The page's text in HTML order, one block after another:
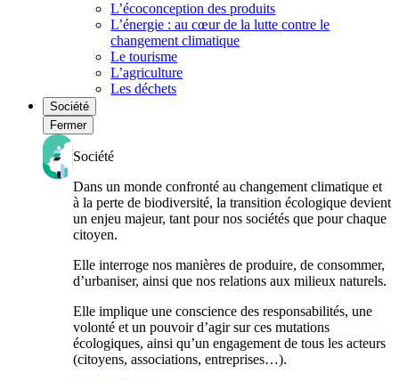
L’écoconception des produits
L’énergie : au cœur de la lutte contre le
changement climatique
Le tourisme
L’agriculture
Les déchets
Société
Fermer
Société
Dans un monde confronté au changement climatique et
à la perte de biodiversité, la transition écologique devient
un enjeu majeur, tant pour nos sociétés que pour chaque
citoyen.
Elle interroge nos manières de produire, de consommer,
d’urbaniser, ainsi que nos relations aux milieux naturels.
Elle implique une conscience des responsabilités, une
volonté et un pouvoir d’agir sur ces mutations
écologiques, ainsi qu’un engagement de tous les acteurs
(citoyens, associations, entreprises…).